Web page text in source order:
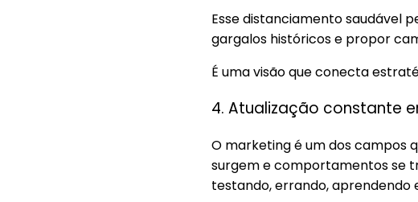
Esse distanciamento saudável
gargalos históricos e propor
É uma visão que conecta
4. Atualização constante
O marketing é um dos campos
surgem e comportamentos se
testando, errando, aprendendo